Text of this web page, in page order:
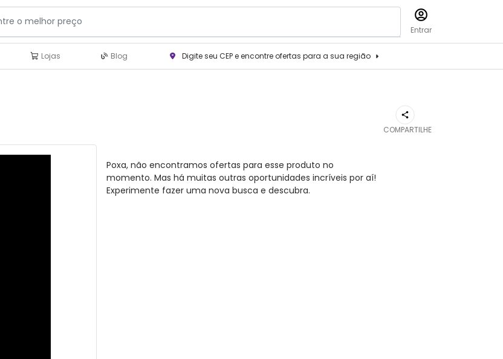
Entrar
Lojas Blog Digite seu CEP e encontre ofertas para a sua região
COMPARTILHE
Poxa, não encontramos ofertas para esse produto no
momento. Mas há muitas outras oportunidades incríveis por aí!
Experimente fazer uma nova busca e descubra.